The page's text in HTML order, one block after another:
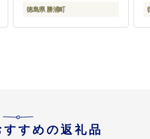
徳島県 勝浦町
すめの返礼品